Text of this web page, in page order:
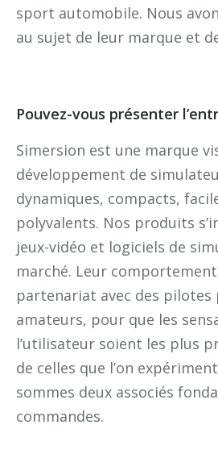
sport automobile. Nous
au sujet de leur marque et
Pouvez-vous présenter
Simersion est une marque
développement de
dynamiques, compacts,
polyvalents. Nos produits
jeux-vidéo et logiciels de
marché. Leur
partenariat avec des pilotes
amateurs, pour que les
l’utilisateur soient les plus
de celles que l’on
sommes deux associés
commandes.